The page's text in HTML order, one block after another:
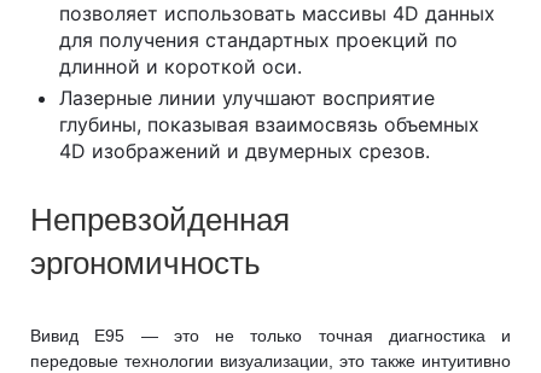
позволяет использовать массивы 4D данных
для получения стандартных проекций по
длинной и короткой оси.
Лазерные линии улучшают восприятие
глубины, показывая взаимосвязь объемных
4D изображений и двумерных срезов.
Непревзойденная
эргономичность
Вивид Е95 — это не только точная диагностика и
передовые технологии визуализации, это также интуитивно